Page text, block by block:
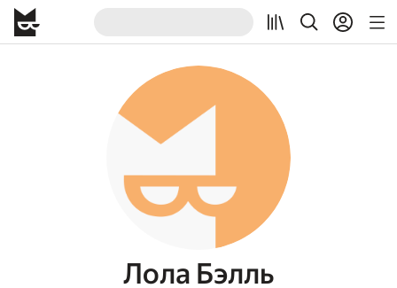
Лола Бэлль